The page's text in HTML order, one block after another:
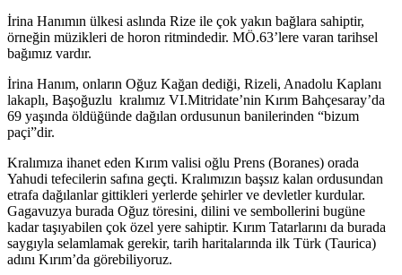
İrina Hanımın ülkesi aslında Rize ile çok yakın bağlara sahiptir,
örneğin müzikleri de horon ritmindedir. MÖ.63’lere varan tarihsel
bağımız vardır.
İrina Hanım, onların Oğuz Kağan dediği, Rizeli, Anadolu Kaplanı
lakaplı, Başoğuzlu kralımız VI.Mitridate’nin Kırım Bahçesaray’da
69 yaşında öldüğünde dağılan ordusunun banilerinden “bizum
paçi”dir.
Kralımıza ihanet eden Kırım valisi oğlu Prens (Boranes) orada
Yahudi tefecilerin safına geçti. Kralımızın başsız kalan ordusundan
etrafa dağılanlar gittikleri yerlerde şehirler ve devletler kurdular.
Gagavuzya burada Oğuz töresini, dilini ve sembollerini bugüne
kadar taşıyabilen çok özel yere sahiptir. Kırım Tatarlarını da burada
saygıyla selamlamak gerekir, tarih haritalarında ilk Türk (Taurica)
adını Kırım’da görebiliyoruz.